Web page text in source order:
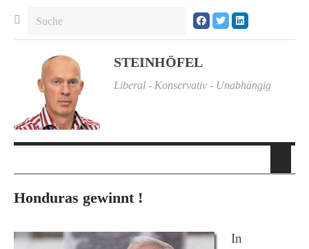
STEINHÖFEL
Liberal - Konservativ - Unabhängig
Honduras gewinnt !
In